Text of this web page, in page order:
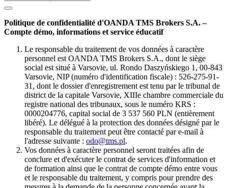
Politique de confidentialité d'OANDA TMS Brokers S.A. –
Compte démo, informations et service éducatif
Le responsable du traitement de vos données à caractère
personnel est OANDA TMS Brokers S.A., dont le siège
social est situé à Varsovie, ul. Rondo Daszyńskiego 1, 00-843
Varsovie, NIP (numéro d'identification fiscale) : 526-275-91-
31, dont le dossier d'enregistrement est tenu par le tribunal de
district de la capitale Varsovie, XIIIe chambre commerciale du
registre national des tribunaux, sous le numéro KRS :
0000204776, capital social de 3 537 560 PLN (entièrement
libéré). Le délégué à la protection des données désigné par le
responsable du traitement peut être contacté par e-mail à
l'adresse suivante : odo@tms.pl.
Vos données à caractère personnel seront traitées afin de
conclure et d'exécuter le contrat de services d'information et
de formation ainsi que le contrat de compte démo entre vous
et le responsable du traitement, y compris pour prendre des